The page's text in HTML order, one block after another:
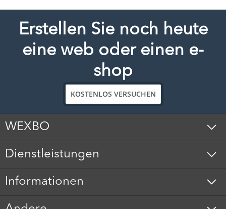
Erstellen Sie noch heute
eine web oder einen e-
shop
KOSTENLOS VERSUCHEN
WEXBO
Dienstleistungen
Informationen